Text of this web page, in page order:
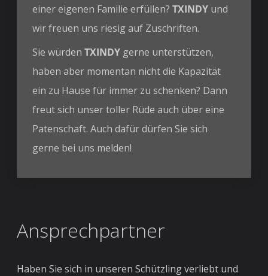
einer eigenen Familie erfüllen?TXINDY und
wir freuen uns riesig auf Zuschriften.
Sie würdenTXINDY gerne unterstützen,
haben aber momentan nicht die Kapazität
ein zu Hause für immer zu schenken? Dann
freut sich unser toller Rüde auch über eine
Patenschaft. Auch dafür dürfen Sie sich
gerne bei uns melden!
Ansprechpartner
Haben Sie sich in unseren Schützling verliebt und